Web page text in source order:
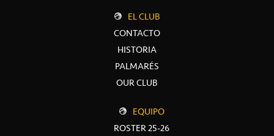
EL CLUB
CONTACTO
HISTORIA
PALMARÉS
OUR CLUB
EQUIPO
ROSTER 25-26